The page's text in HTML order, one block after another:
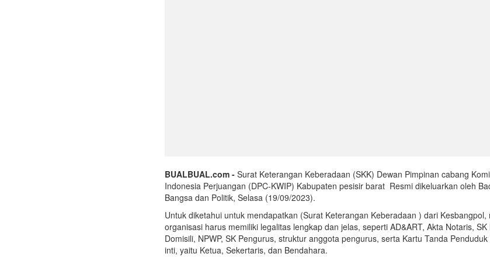
BUALBUAL.com - Surat Keterangan Keberadaan (SKK) Dewan Pimpinan cabang
Indonesia Perjuangan (DPC-KWIP) Kabupaten pesisir barat Resmi dikeluarkan oleh
Bangsa dan Politik, Selasa (19/09/2023).
Untuk diketahui untuk mendapatkan (Surat Keterangan Keberadaan ) dari Kesbangpol,
organisasi harus memiliki legalitas lengkap dan jelas, seperti AD&ART, Akta Notaris,
Domisili, NPWP, SK Pengurus, struktur anggota pengurus, serta Kartu Tanda
inti, yaitu Ketua, Sekertaris, dan Bendahara.